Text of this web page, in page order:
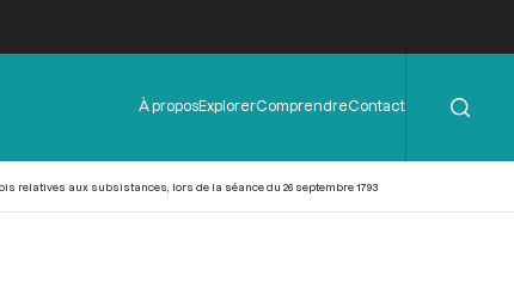
Menu
de
À proposExplorerComprendreContact
relatives aux subsistances, lors de la séance du 26 septembre 1793